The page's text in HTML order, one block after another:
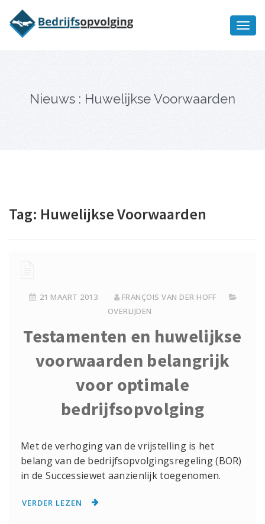
Nieuws : Huwelijkse Voorwaarden
Tag: Huwelijkse Voorwaarden
21 MAART 2013
FRANÇOIS VAN DER HOFF
OVERLIJDEN
Testamenten en huwelijkse
voorwaarden belangrijk
voor optimale
bedrijfsopvolging
Met de verhoging van de vrijstelling is het
belang van de bedrijfsopvolgingsregeling (BOR)
in de Successiewet aanzienlijk toegenomen.
VERDER LEZEN
bedrijfsopvolging voor fiscaal
juridisch advies
Ik wil meer informatie